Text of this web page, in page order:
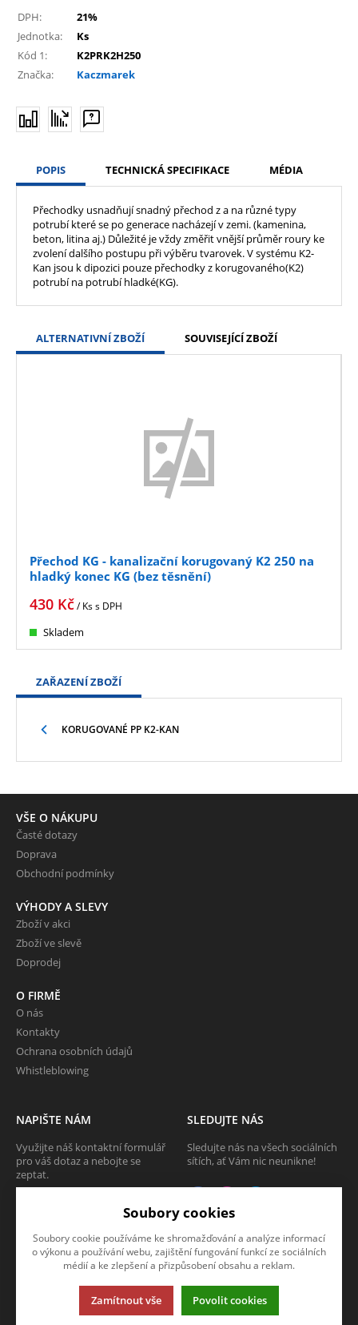
DPH:
21%
Jednotka:
Ks
Kód 1:
K2PRK2H250
Značka:
Kaczmarek
POPIS TECHNICKÁ SPECIFIKACE MÉDIA
Přechodky usnadňují snadný přechod z a na různé typy
potrubí které se po generace nacházejí v zemi. (kamenina,
beton, litina aj.) Důležité je vždy změřit vnější průměr roury ke
zvolení dalšího postupu při výběru tvarovek. V systému K2-
Kan jsou k dipozici pouze přechodky z korugovaného(K2)
potrubí na potrubí hladké(KG).
ALTERNATIVNÍ ZBOŽÍ SOUVISEJÍCÍ ZBOŽÍ
Přechod KG - kanalizační korugovaný K2 250 na
hladký konec KG (bez těsnění)
430 Kč/ Kss DPH
Skladem
ZAŘAZENÍ ZBOŽÍ
KORUGOVANÉ PP K2-KAN
VŠE O NÁKUPU
Časté dotazy
Doprava
Obchodní podmínky
VÝHODY A SLEVY
Zboží v akci
Zboží ve slevě
Doprodej
O FIRMĚ
O nás
Kontakty
Ochrana osobních údajů
Whistleblowing
NAPIŠTE NÁM
Využijte náš kontaktní formulář
pro váš dotaz a nebojte se
zeptat.
SLEDUJTE NÁS
Sledujte nás na všech sociálních
sítích, ať Vám nic neunikne!
© 2013-2026 Internetový obchod TECAM PCV a.s.
K2 e-shop - První e-shop, který uřídí celou vaši firmu.
Soubory cookies
Soubory cookie používáme ke shromažďování a analýze informací
o výkonu a používání webu, zajištění fungování funkcí ze sociálních
médií a ke zlepšení a přizpůsobení obsahu a reklam.
Zamítnout vše Povolit cookies